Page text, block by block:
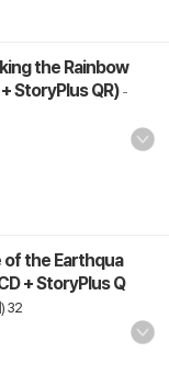
the Rainbow
StoryPlus QR) -
of the Earthqua
+ StoryPlus Q
32